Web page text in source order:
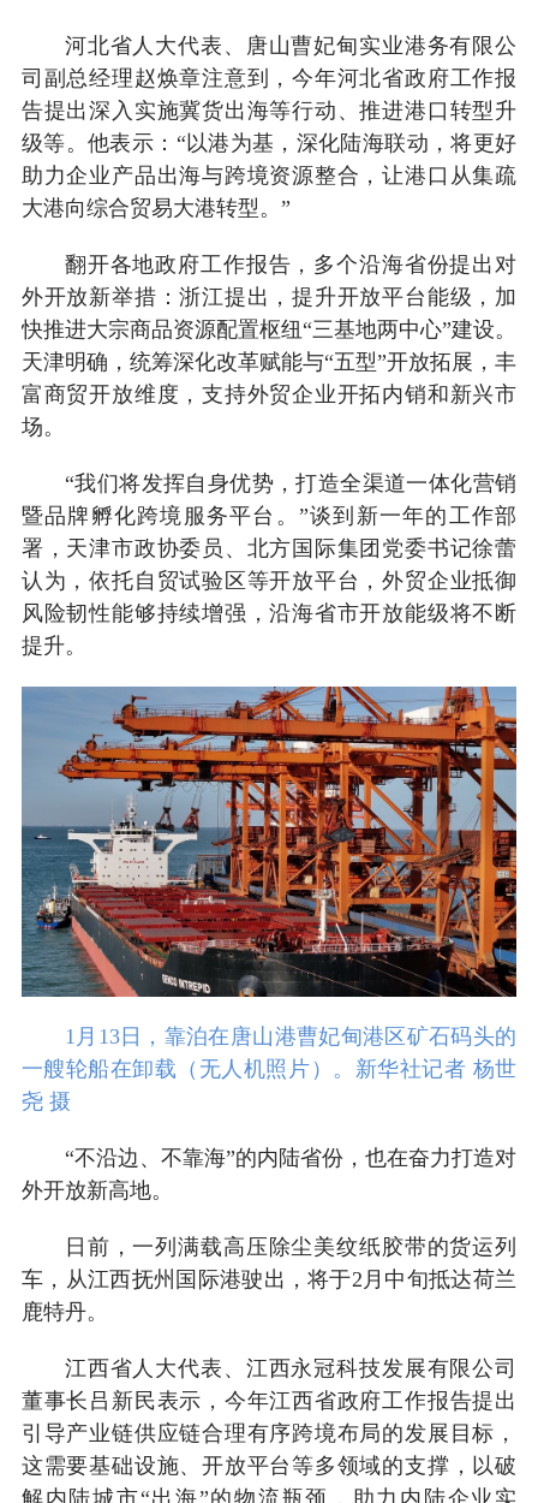
河北省人大代表、唐山曹妃甸实业港务有限公
司副总经理赵焕章注意到，今年河北省政府工作报
告提出深入实施冀货出海等行动、推进港口转型升
级等。他表示：“以港为基，深化陆海联动，将更好
助力企业产品出海与跨境资源整合，让港口从集疏
大港向综合贸易大港转型。”
翻开各地政府工作报告，多个沿海省份提出对
外开放新举措：浙江提出，提升开放平台能级，加
快推进大宗商品资源配置枢纽“三基地两中心”建设。
天津明确，统筹深化改革赋能与“五型”开放拓展，丰
富商贸开放维度，支持外贸企业开拓内销和新兴市
场。
“我们将发挥自身优势，打造全渠道一体化营销
暨品牌孵化跨境服务平台。”谈到新一年的工作部
署，天津市政协委员、北方国际集团党委书记徐蕾
认为，依托自贸试验区等开放平台，外贸企业抵御
风险韧性能够持续增强，沿海省市开放能级将不断
提升。
1月13日，靠泊在唐山港曹妃甸港区矿石码头的
一艘轮船在卸载（无人机照片）。新华社记者 杨世
尧 摄
“不沿边、不靠海”的内陆省份，也在奋力打造对
外开放新高地。
日前，一列满载高压除尘美纹纸胶带的货运列
车，从江西抚州国际港驶出，将于2月中旬抵达荷兰
鹿特丹。
江西省人大代表、江西永冠科技发展有限公司
董事长吕新民表示，今年江西省政府工作报告提出
引导产业链供应链合理有序跨境布局的发展目标，
这需要基础设施、开放平台等多领域的支撑，以破
解内陆城市“出海”的物流瓶颈，助力内陆企业实